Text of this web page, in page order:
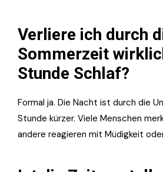
Verliere ich durch
Sommerzeit
Stunde Schlaf?
Formal ja. Die Nacht ist durch die
Stunde kürzer. Viele Menschen
andere reagieren mit Müdigkeit